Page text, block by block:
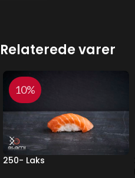
Relaterede varer
10%
250- Laks